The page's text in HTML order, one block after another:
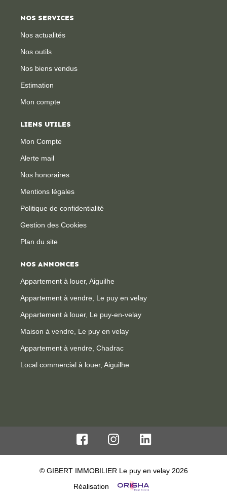
NOS SERVICES
Nos actualités
Nos outils
Nos biens vendus
Estimation
Mon compte
LIENS UTILES
Mon Compte
Alerte mail
Nos honoraires
Mentions légales
Politique de confidentialité
Gestion des Cookies
Plan du site
NOS ANNONCES
Appartement à louer, Aiguilhe
Appartement à vendre, Le puy en velay
Appartement à louer, Le puy-en-velay
Maison à vendre, Le puy en velay
Appartement à vendre, Chadrac
Local commercial à louer, Aiguilhe
© GIBERT IMMOBILIER Le puy en velay 2026
Réalisation